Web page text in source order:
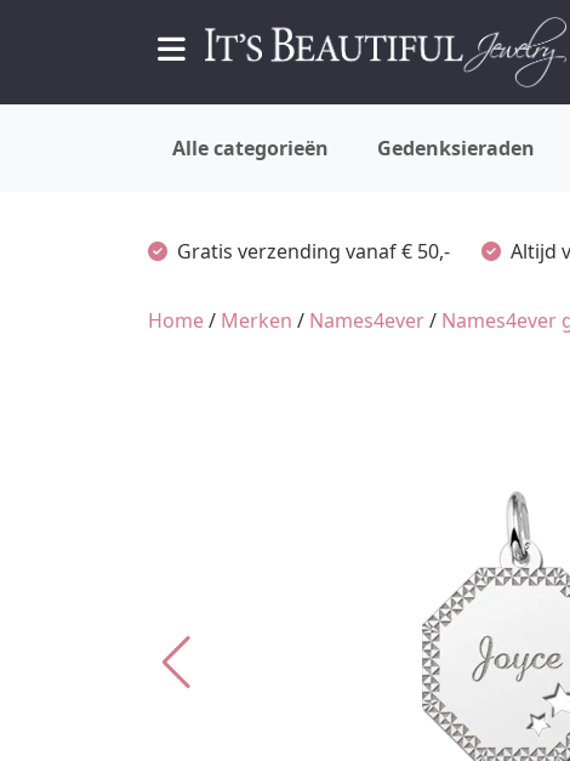
Alle categorieën Gedenksieraden
Gratis verzending vanaf € 50,- Altijd
Home/ Merken / Names4ever/ Names4ever